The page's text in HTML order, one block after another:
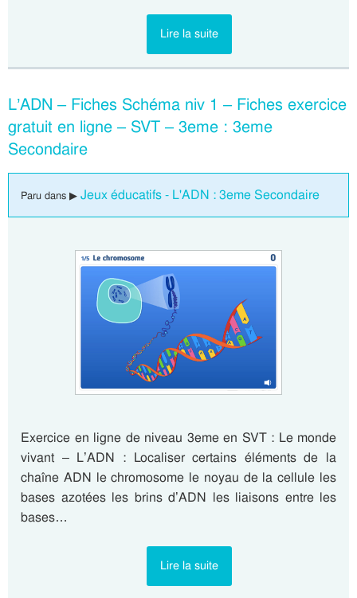
Lire la suite
L’ADN – Fiches Schéma niv 1 – Fiches exercice
gratuit en ligne – SVT – 3eme : 3eme
Secondaire
Paru dans ▶ Jeux éducatifs - L'ADN : 3eme Secondaire
Exercice en ligne de niveau 3eme en SVT : Le monde
vivant – L’ADN : Localiser certains éléments de la
chaîne ADN le chromosome le noyau de la cellule les
bases azotées les brins d’ADN les liaisons entre les
bases…
Lire la suite